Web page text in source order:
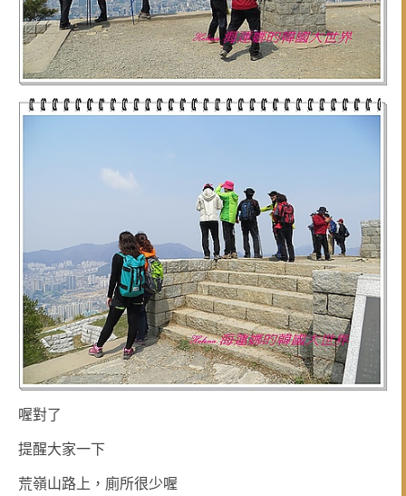
喔對了
提醒大家一下
荒嶺山路上，廁所很少喔